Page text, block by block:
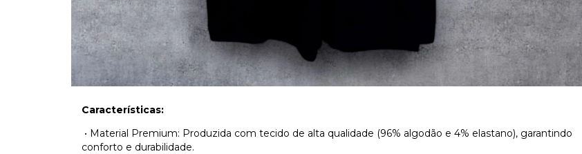
Características:
• Material Premium: Produzida com tecido de alta qualidade (96% algodão e 4% elastano), garantindo
conforto e durabilidade.